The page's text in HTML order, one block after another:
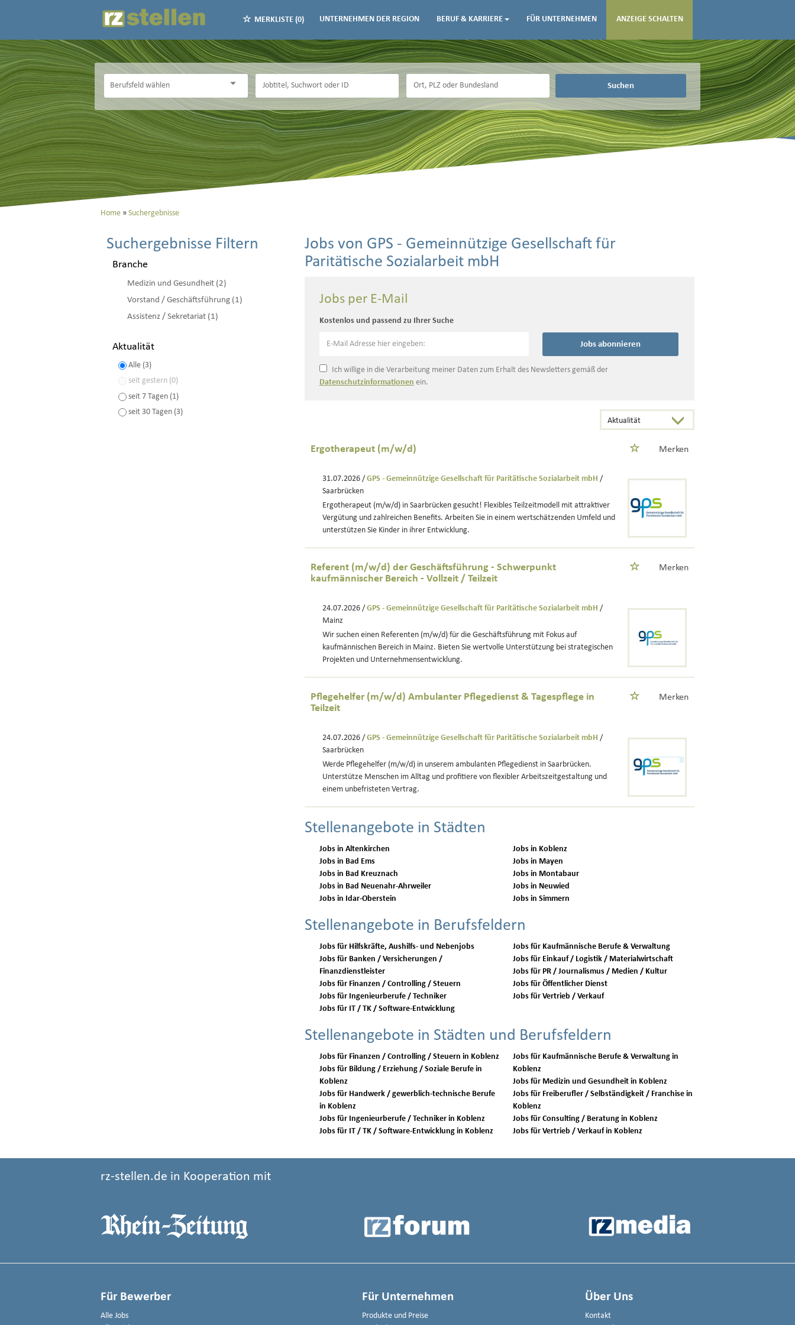
MERKLISTE (0) UNTERNEHMEN DER REGION BERUF & KARRIERE FÜR UNTERNEHMEN ANZEIGE SCHALTEN
Suchen
Home Suchergebnisse
Suchergebnisse Filtern
Branche
Medizin und Gesundheit (2)
Vorstand / Geschäftsführung (1)
Assistenz / Sekretariat (1)
Aktualität
Alle (3)
seit gestern (0)
seit 7 Tagen (1)
seit 30 Tagen (3)
Jobs von GPS - Gemeinnützige Gesellschaft für
Paritätische Sozialarbeit mbH
Jobs per E-Mail
Kostenlos und passend zu Ihrer Suche
Jobs abonnieren
Ich willige in die Verarbeitung meiner Daten zum Erhalt des Newsletters gemäß der
Datenschutzinformationen ein.
Ergotherapeut (m/w/d) Merken
31.07.2026 / GPS - Gemeinnützige Gesellschaft für Paritätische Sozialarbeit mbH /
Saarbrücken
Ergotherapeut (m/w/d) in Saarbrücken gesucht! Flexibles Teilzeitmodell mit attraktiver
Vergütung und zahlreichen Benefits. Arbeiten Sie in einem wertschätzenden Umfeld und
unterstützen Sie Kinder in ihrer Entwicklung.
Referent (m/w/d) der Geschäftsführung - Schwerpunkt
kaufmännischer Bereich - Vollzeit / Teilzeit
Merken
24.07.2026 / GPS - Gemeinnützige Gesellschaft für Paritätische Sozialarbeit mbH /
Mainz
Wir suchen einen Referenten (m/w/d) für die Geschäftsführung mit Fokus auf
kaufmännischen Bereich in Mainz. Bieten Sie wertvolle Unterstützung bei strategischen
Projekten und Unternehmensentwicklung.
Pflegehelfer (m/w/d) Ambulanter Pflegedienst & Tagespflege in
Teilzeit
Merken
24.07.2026 / GPS - Gemeinnützige Gesellschaft für Paritätische Sozialarbeit mbH /
Saarbrücken
Werde Pflegehelfer (m/w/d) in unserem ambulanten Pflegedienst in Saarbrücken.
Unterstütze Menschen im Alltag und profitiere von flexibler Arbeitszeitgestaltung und
einem unbefristeten Vertrag.
Stellenangebote in Städten
Jobs in Altenkirchen
Jobs in Bad Ems
Jobs in Bad Kreuznach
Jobs in Bad Neuenahr-Ahrweiler
Jobs in Idar-Oberstein
Jobs in Koblenz
Jobs in Mayen
Jobs in Montabaur
Jobs in Neuwied
Jobs in Simmern
Stellenangebote in Berufsfeldern
Jobs für Hilfskräfte, Aushilfs- und Nebenjobs
Jobs für Banken / Versicherungen /
Finanzdienstleister
Jobs für Finanzen / Controlling / Steuern
Jobs für Ingenieurberufe / Techniker
Jobs für IT / TK / Software-Entwicklung
Jobs für Kaufmännische Berufe & Verwaltung
Jobs für Einkauf / Logistik / Materialwirtschaft
Jobs für PR / Journalismus / Medien / Kultur
Jobs für Öffentlicher Dienst
Jobs für Vertrieb / Verkauf
Stellenangebote in Städten und Berufsfeldern
Jobs für Finanzen / Controlling / Steuern in Koblenz
Jobs für Bildung / Erziehung / Soziale Berufe in
Koblenz
Jobs für Handwerk / gewerblich-technische Berufe
in Koblenz
Jobs für Ingenieurberufe / Techniker in Koblenz
Jobs für IT / TK / Software-Entwicklung in Koblenz
Jobs für Kaufmännische Berufe & Verwaltung in
Koblenz
Jobs für Medizin und Gesundheit in Koblenz
Jobs für Freiberufler / Selbständigkeit / Franchise in
Koblenz
Jobs für Consulting / Beratung in Koblenz
Jobs für Vertrieb / Verkauf in Koblenz
rz-stellen.de in Kooperation mit
Für Bewerber
Alle Jobs
Für Unternehmen
Produkte und Preise
Über Uns
Kontakt